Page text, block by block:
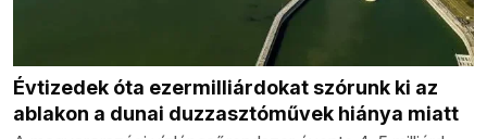
Évtizedek óta ezermilliárdokat szórunk ki az
ablakon a dunai duzzasztóművek hiánya miatt